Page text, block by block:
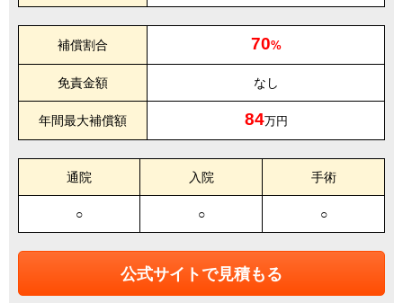
補償割合 70%
免責金額 なし
年間最大補償額 84万円
通院 入院 手術
○ ○ ○
公式サイトで見積もる